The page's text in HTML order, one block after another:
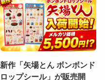
新作「矢場とん ボンボンド
ロップシール」が販売開